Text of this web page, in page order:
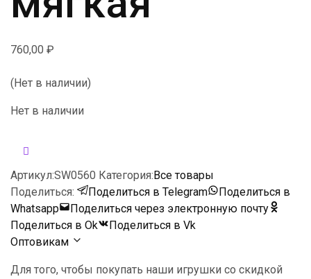
760,00 ₽
(Нет в наличии)
Нет в наличии
Артикул:SW0560 Категория:Все товары
Поделиться:
Поделиться в Telegram
Поделиться в
Whatsapp
Поделиться через электронную почту
Поделиться в Ok
Поделиться в Vk
Оптовикам
Для того, чтобы покупать наши игрушки со скидкой